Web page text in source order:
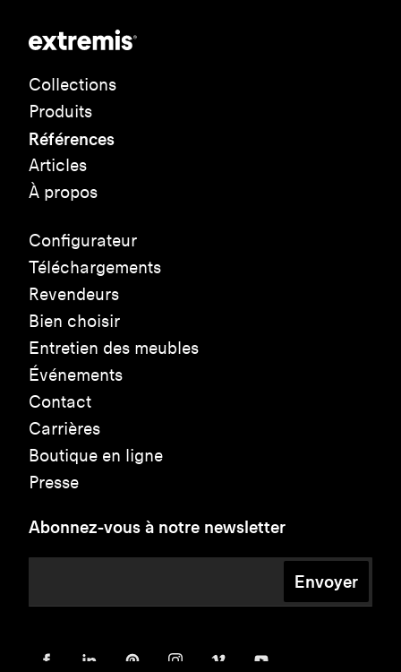
Collections
Produits
Références
Articles
À propos
Configurateur
Téléchargements
Revendeurs
Bien choisir
Entretien des meubles
Événements
Contact
Carrières
Boutique en ligne
Presse
Abonnez-vous à notre newsletter
Envoyer